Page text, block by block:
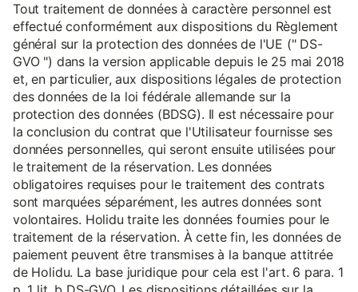
Tout traitement de données à caractère personnel est
effectué conformément aux dispositions du Règlement
général sur la protection des données de l'UE (" DS-
GVO ") dans la version applicable depuis le 25 mai 2018
et, en particulier, aux dispositions légales de protection
des données de la loi fédérale allemande sur la
protection des données (BDSG). Il est nécessaire pour
la conclusion du contrat que l'Utilisateur fournisse ses
données personnelles, qui seront ensuite utilisées pour
le traitement de la réservation. Les données
obligatoires requises pour le traitement des contrats
sont marquées séparément, les autres données sont
volontaires. Holidu traite les données fournies pour le
traitement de la réservation. À cette fin, les données de
paiement peuvent être transmises à la banque attitrée
de Holidu. La base juridique pour cela est l'art. 6 para. 1